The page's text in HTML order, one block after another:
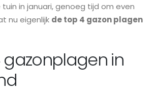
in januari, genoeg tijd om even
nu eigenlijk de top 4 gazon plagen
gazonplagen in